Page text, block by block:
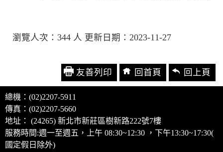
瀏覽人次：344 人 更新日期：2023-11-27
友善列印 回首頁 回上頁
總機：(02)2207-5911
傳真：(02)2207-5660
地址： (24265) 新北市新莊區樹新路222號7樓
服務時間:週一至週五，上午 08:30~12:30 ，下午13:30~17:30(
國定假日除外)